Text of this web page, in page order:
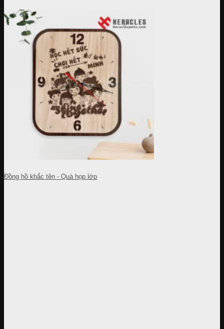
Đồng hồ khắc tên - Quà họp lớp